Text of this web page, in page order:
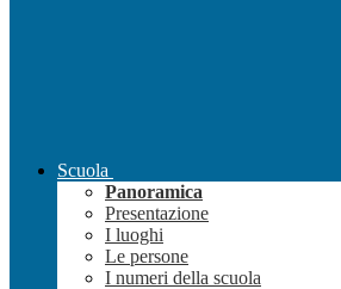
Scuola
Panoramica
Presentazione
I luoghi
Le persone
I numeri della scuola